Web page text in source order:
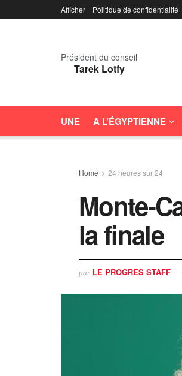
Afficher Politique de confidentialité
Président du conseil
Tarek Lotfy
UNE A L’ÉGYPTIENNE
Home 24 heures sur 24
Monte-
la finale
par LE PROGRES STAFF